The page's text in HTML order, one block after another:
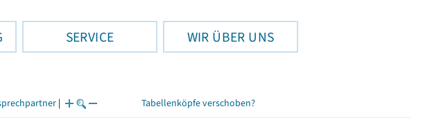
SERVICE WIR ÜBER UNS
| Tabellenköpfe verschoben?